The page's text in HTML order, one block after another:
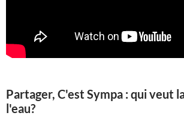
Partager, C'est Sympa : qui veut
l'eau?